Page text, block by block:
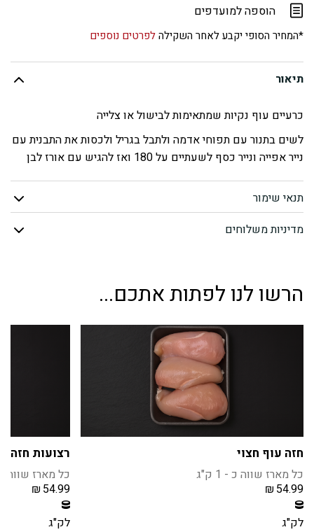
כרעיים
שלמים
הוספה למועדפים
*המחיר הסופי יקבע לאחר השקילהלפרטים נוספים
תיאור
כרעיים עוף נקיות שמתאימות לבישול או צלייה
לשים בתנור עם תפוחי אדמה ולתבל בגריל ולכסות את התבנית עם
נייר אפייה ונייר כסף לשעתיים על 180 ואז להגיש עם אורז לבן
תנאי שימור
מדיניות משלוחים
הרשו לנו לפתות אתכם...
חזה עוף חצוי
כל מארז שווה כ - 1 ק"ג
₪ 54.99
לק"ג
רצועות חזה
כל מארז שווה כ -
₪ 54.99
לק"ג